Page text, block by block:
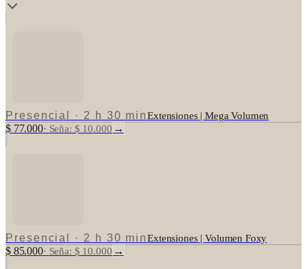
Presencial · 2 h 30 minExtensiones | Mega Volumen
$ 77.000· Seña: $ 10.000 →
Presencial · 2 h 30 minExtensiones | Volumen Foxy
$ 85.000· Seña: $ 10.000 →